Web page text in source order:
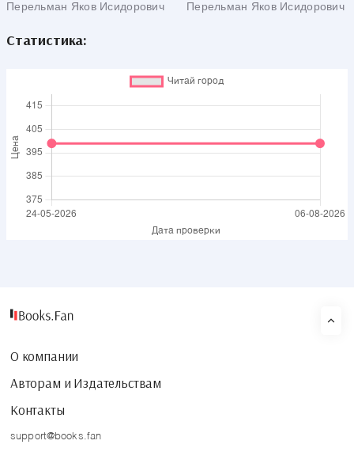
диковинки в мире чисел
Перельман Яков Исидорович
оформление
Перельман Яков Исидорович
Статистика:
О компании
Авторам и Издательствам
Контакты
support@books.fan